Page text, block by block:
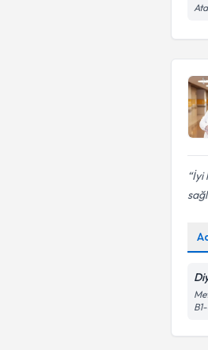
İyi